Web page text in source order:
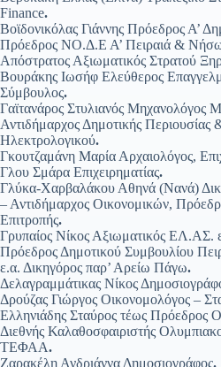
Finance.
Βοϊδονικόλας Γιάννης Πρόεδρος Α’
Πρόεδρος ΝΟ.Δ.Ε Α’ Πειραιά &
Απόστρατος Αξιωματικός Στρατού
Βουράκης Ιωσήφ Ελεύθερος
Σύμβουλος.
Γαϊτανάρος Στυλιανός Μηχανολόγος
Αντιδήμαρχος Δημοτικής
Ηλεκτρολογικού.
Γκουτζαμάνη Μαρία Αρχαιολόγος,
Γλου Σμάρα Επιχειρηματίας.
Γλύκα-Χαρβαλάκου Αθηνά (Νανά)
– Αντιδήμαρχος Οικονομικών,
Επιτροπής.
Γρυπαίος Νίκος Αξιωματικός ΕΛ.ΑΣ.
Πρόεδρος Δημοτικού Συμβουλίου
ε.α. Δικηγόρος παρ’ Αρείω Πάγω.
Δελαγραμμάτικας Νίκος
Δρούζας Γιώργος Οικονομολόγος –
Ελληνιάδης Σταύρος τέως
Διεθνής Καλαθοσφαιριστής
ΤΕΦΑΑ.
Ζαρακέλη Ανδριάννα Δημοσιογράφος.